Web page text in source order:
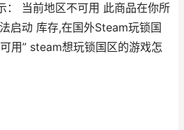
： 当前地区不可用 此商品在你所
启动 库存,在国外Steam玩锁国
用” steam想玩锁国区的游戏怎